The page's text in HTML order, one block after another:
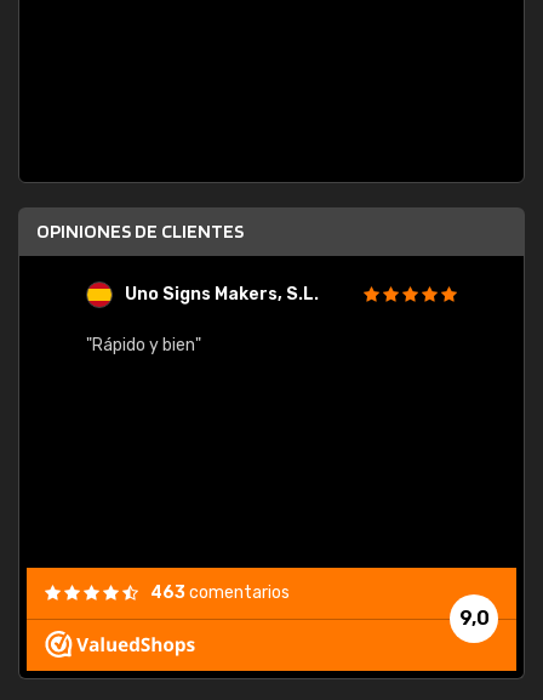
OPINIONES DE CLIENTES
Uno Signs Makers, S.L.
"Rápido y bien"
9,0
463comentarios